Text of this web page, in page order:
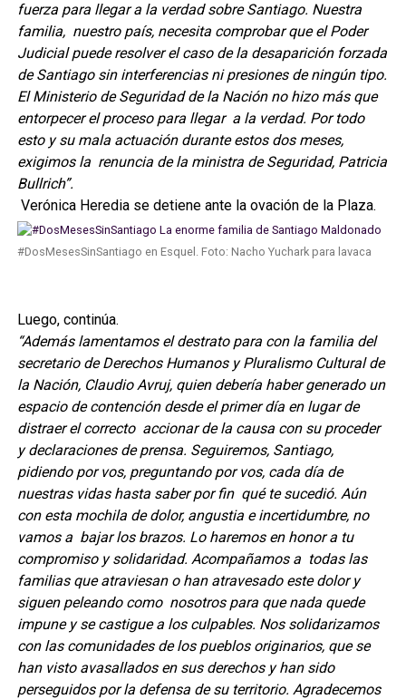
fuerza para llegar a la verdad sobre Santiago. Nuestra
familia, nuestro país, necesita comprobar que el Poder
Judicial puede resolver el caso de la desaparición forzada
de Santiago sin interferencias ni presiones de ningún tipo.
El Ministerio de Seguridad de la Nación no hizo más que
entorpecer el proceso para llegar a la verdad. Por todo
esto y su mala actuación durante estos dos meses,
exigimos la renuncia de la ministra de Seguridad, Patricia
Bullrich”.
Verónica Heredia se detiene ante la ovación de la Plaza.
#DosMesesSinSantiago en Esquel. Foto: Nacho Yuchark para lavaca
Luego, continúa.
“Además lamentamos el destrato para con la familia del
secretario de Derechos Humanos y Pluralismo Cultural de
la Nación, Claudio Avruj, quien debería haber generado un
espacio de contención desde el primer día en lugar de
distraer el correcto accionar de la causa con su proceder
y declaraciones de prensa. Seguiremos, Santiago,
pidiendo por vos, preguntando por vos, cada día de
nuestras vidas hasta saber por fin qué te sucedió. Aún
con esta mochila de dolor, angustia e incertidumbre, no
vamos a bajar los brazos. Lo haremos en honor a tu
compromiso y solidaridad. Acompañamos a todas las
familias que atraviesan o han atravesado este dolor y
siguen peleando como nosotros para que nada quede
impune y se castigue a los culpables. Nos solidarizamos
con las comunidades de los pueblos originarios, que se
han visto avasallados en sus derechos y han sido
perseguidos por la defensa de su territorio. Agradecemos